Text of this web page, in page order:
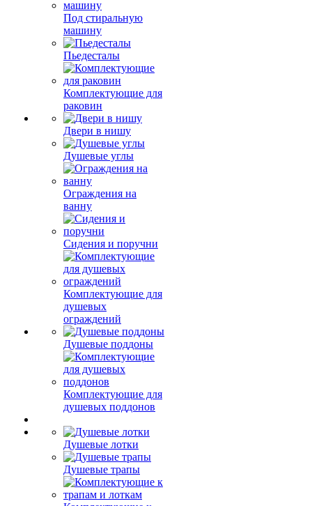
Под стиральную
машину
Пьедесталы
Комплектующие для
раковин
Двери в нишу
Душевые углы
Ограждения на
ванну
Сидения и поручни
Комплектующие для
душевых
ограждений
Душевые поддоны
Комплектующие для
душевых поддонов
Душевые лотки
Душевые трапы